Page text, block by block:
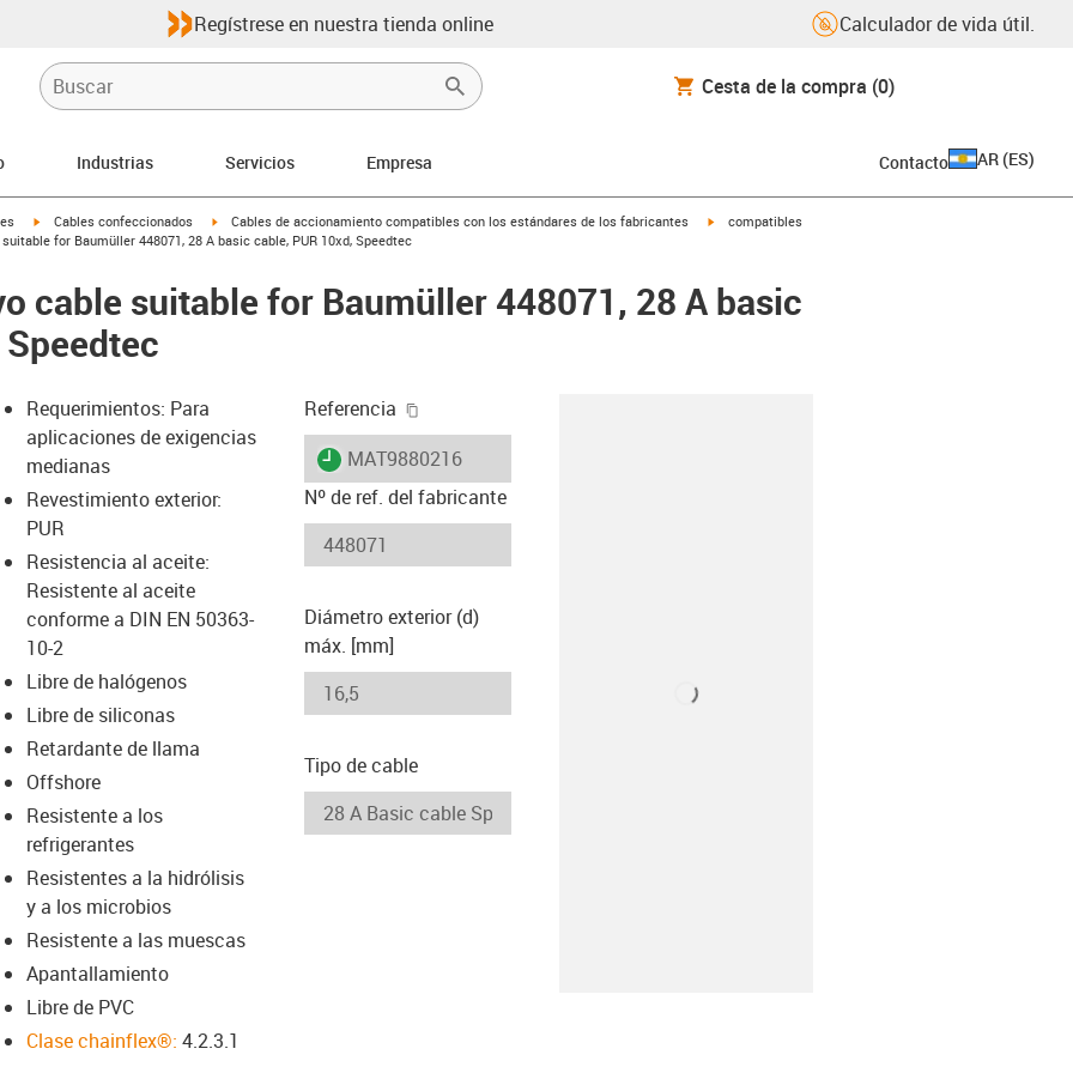
Regístrese en nuestra tienda online Calculador de vida útil.
Cesta de la compra (0)
Industrias Servicios Empresa Contacto AR (ES)
igus-icon-arrow-right
Cables confeccionados igus-icon-arrow-right
Cables de accionamiento compatibles con los estándares de los fabricantes igus-icon-arrow-right
compatibles
for Baumüller 448071, 28 A basic cable, PUR 10xd, Speedtec
cable suitable for Baumüller 448071, 28 A basic
icon-lupe
icon-lupe
Requerimientos: Para
aplicaciones de exigencias
medianas
Revestimiento exterior:
PUR
Resistencia al aceite:
Resistente al aceite
conforme a DIN EN 50363-
10-2
Libre de halógenos
Libre de siliconas
Retardante de llama
Offshore
Resistente a los
refrigerantes
Resistentes a la hidrólisis
y a los microbios
Resistente a las muescas
Apantallamiento
Libre de PVC
Clase chainflex®: 4.2.3.1
Referencia
igus-icon-lieferzeit
MAT9880216
Nº de ref. del fabricante
Diámetro exterior (d)
máx. [mm]
Tipo de cable